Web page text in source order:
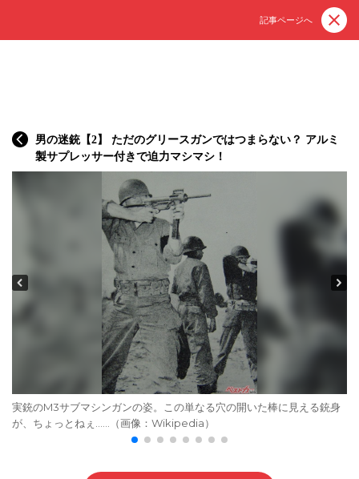
記事ページへ
男の迷銃【2】 ただのグリースガンではつまらない？ アルミ
製サプレッサー付きで迫力マシマシ！
実銃のM3サブマシンガンの姿。この単なる穴の開いた棒に見える銃身
が、ちょっとねぇ……（画像：Wikipedia）